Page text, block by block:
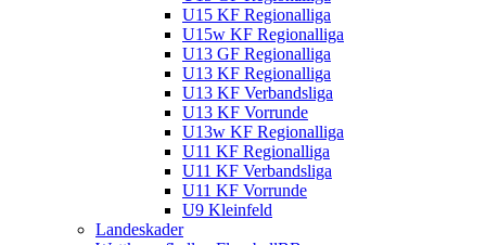
U15 KF Regionalliga
U15w KF Regionalliga
U13 GF Regionalliga
U13 KF Regionalliga
U13 KF Verbandsliga
U13 KF Vorrunde
U13w KF Regionalliga
U11 KF Regionalliga
U11 KF Verbandsliga
U11 KF Vorrunde
U9 Kleinfeld
Landeskader